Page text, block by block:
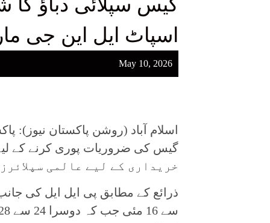
گیس سپلائی دباؤ کا
اسپاٹ ایل این جی
May 10, 2026
اسلام آباد (روشن پاکستان نیوز):
خریداری کے لیے عالمی